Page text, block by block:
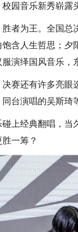
园音乐新秀崭露
胜者为王。全国总
含人生哲思；
服演绎国风音乐
决赛还有许多亮
同台演唱的吴斯
碰上经典翻唱，当
一筹？